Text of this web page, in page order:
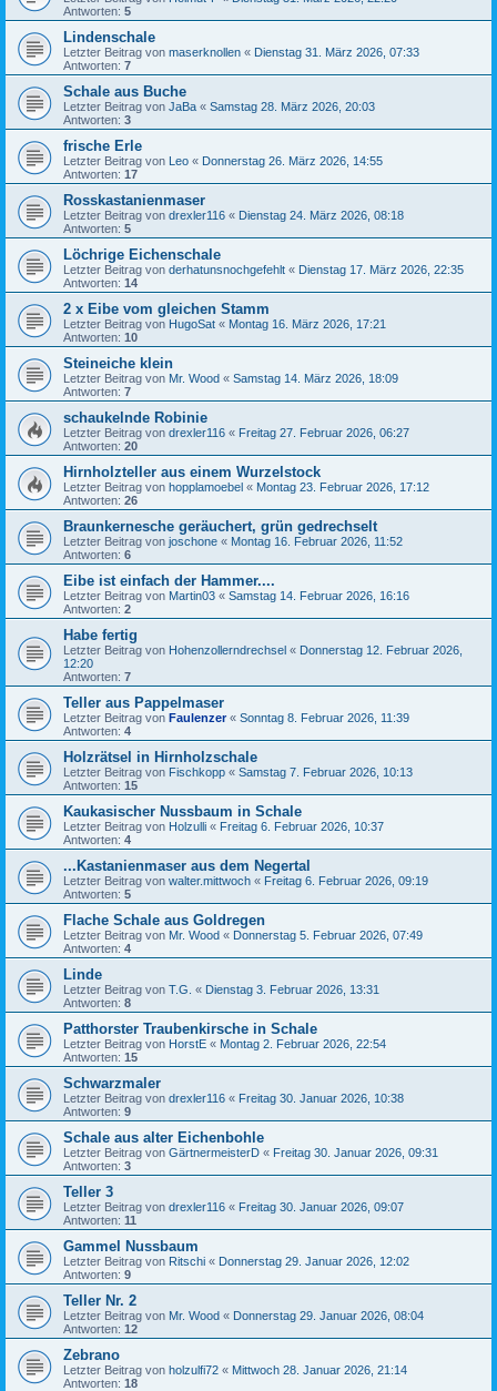
Antworten: 5
Lindenschale
Letzter Beitrag von maserknollen « Dienstag 31. März 2026, 07:33
Antworten: 7
Schale aus Buche
Letzter Beitrag von JaBa « Samstag 28. März 2026, 20:03
Antworten: 3
frische Erle
Letzter Beitrag von Leo « Donnerstag 26. März 2026, 14:55
Antworten: 17
Rosskastanienmaser
Letzter Beitrag von drexler116 « Dienstag 24. März 2026, 08:18
Antworten: 5
Löchrige Eichenschale
Letzter Beitrag von derhatunsnochgefehlt « Dienstag 17. März 2026, 22:35
Antworten: 14
2 x Eibe vom gleichen Stamm
Letzter Beitrag von HugoSat « Montag 16. März 2026, 17:21
Antworten: 10
Steineiche klein
Letzter Beitrag von Mr. Wood « Samstag 14. März 2026, 18:09
Antworten: 7
schaukelnde Robinie
Letzter Beitrag von drexler116 « Freitag 27. Februar 2026, 06:27
Antworten: 20
Hirnholzteller aus einem Wurzelstock
Letzter Beitrag von hopplamoebel « Montag 23. Februar 2026, 17:12
Antworten: 26
Braunkernesche geräuchert, grün gedrechselt
Letzter Beitrag von joschone « Montag 16. Februar 2026, 11:52
Antworten: 6
Eibe ist einfach der Hammer....
Letzter Beitrag von Martin03 « Samstag 14. Februar 2026, 16:16
Antworten: 2
Habe fertig
Letzter Beitrag von Hohenzollerndrechsel « Donnerstag 12. Februar 2026,
12:20
Antworten: 7
Teller aus Pappelmaser
Letzter Beitrag von Faulenzer« Sonntag 8. Februar 2026, 11:39
Antworten: 4
Holzrätsel in Hirnholzschale
Letzter Beitrag von Fischkopp « Samstag 7. Februar 2026, 10:13
Antworten: 15
Kaukasischer Nussbaum in Schale
Letzter Beitrag von Holzulli « Freitag 6. Februar 2026, 10:37
Antworten: 4
...Kastanienmaser aus dem Negertal
Letzter Beitrag von walter.mittwoch « Freitag 6. Februar 2026, 09:19
Antworten: 5
Flache Schale aus Goldregen
Letzter Beitrag von Mr. Wood « Donnerstag 5. Februar 2026, 07:49
Antworten: 4
Linde
Letzter Beitrag von T.G. « Dienstag 3. Februar 2026, 13:31
Antworten: 8
Patthorster Traubenkirsche in Schale
Letzter Beitrag von HorstE « Montag 2. Februar 2026, 22:54
Antworten: 15
Schwarzmaler
Letzter Beitrag von drexler116 « Freitag 30. Januar 2026, 10:38
Antworten: 9
Schale aus alter Eichenbohle
Letzter Beitrag von GärtnermeisterD « Freitag 30. Januar 2026, 09:31
Antworten: 3
Teller 3
Letzter Beitrag von drexler116 « Freitag 30. Januar 2026, 09:07
Antworten: 11
Gammel Nussbaum
Letzter Beitrag von Ritschi « Donnerstag 29. Januar 2026, 12:02
Antworten: 9
Teller Nr. 2
Letzter Beitrag von Mr. Wood « Donnerstag 29. Januar 2026, 08:04
Antworten: 12
Zebrano
Letzter Beitrag von holzulfi72 « Mittwoch 28. Januar 2026, 21:14
Antworten: 18